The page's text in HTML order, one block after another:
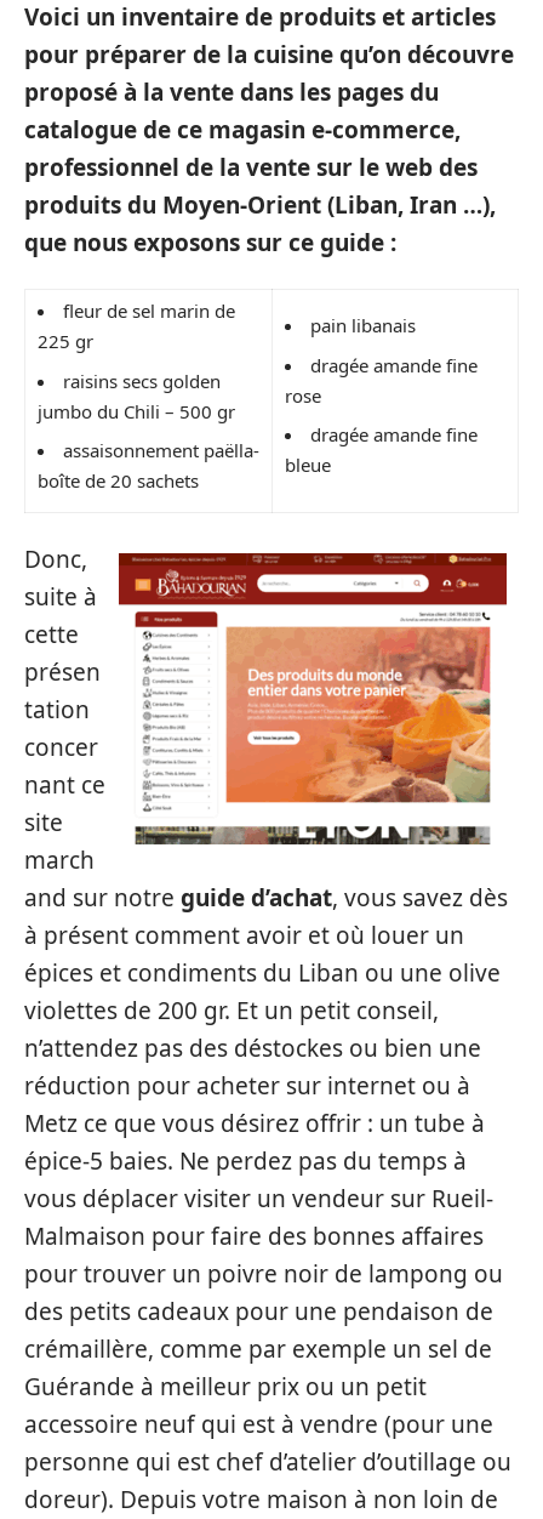
Voici un inventaire de produits et articles
pour préparer de la cuisine qu’on découvre
proposé à la vente dans les pages du
catalogue de ce magasin e-commerce,
professionnel de la vente sur le web des
produits du Moyen-Orient (Liban, Iran …),
que nous exposons sur ce guide :
fleur de sel marin de
225 gr
raisins secs golden
jumbo du Chili – 500 gr
assaisonnement paëlla-
boîte de 20 sachets
pain libanais
dragée amande fine
rose
dragée amande fine
bleue
Donc,
suite à
cette
présen
tation
concer
nant ce
site
march
and sur notre guide d’achat, vous savez dès
à présent comment avoir et où louer un
épices et condiments du Liban ou une olive
violettes de 200 gr. Et un petit conseil,
n’attendez pas des déstockes ou bien une
réduction pour acheter sur internet ou à
Metz ce que vous désirez offrir : un tube à
épice-5 baies. Ne perdez pas du temps à
vous déplacer visiter un vendeur sur Rueil-
Malmaison pour faire des bonnes affaires
pour trouver un poivre noir de lampong ou
des petits cadeaux pour une pendaison de
crémaillère, comme par exemple un sel de
Guérande à meilleur prix ou un petit
accessoire neuf qui est à vendre (pour une
personne qui est chef d’atelier d’outillage ou
doreur). Depuis votre maison à non loin de